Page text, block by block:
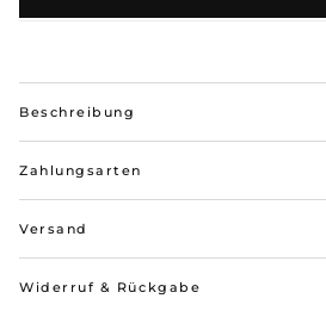
Beschreibung
Zahlungsarten
Versand
Widerruf & Rückgabe